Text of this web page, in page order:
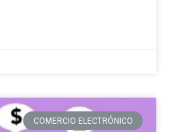
COMERCIO ELECTRÓNICO